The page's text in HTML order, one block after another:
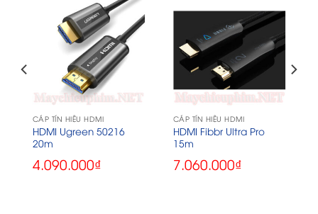
CÁP TÍN HIỆU HDMI
HDMI Ugreen 50216
20m
4.090.000₫
CÁP TÍN HIỆU HDMI
HDMI Fibbr Ultra Pro
15m
7.060.000₫